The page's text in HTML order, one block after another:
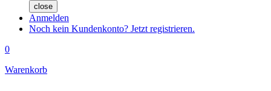
close
Anmelden
Noch kein Kundenkonto? Jetzt registrieren.
0
Warenkorb